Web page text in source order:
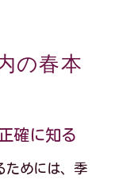
の春本
確に知る
ためには、季